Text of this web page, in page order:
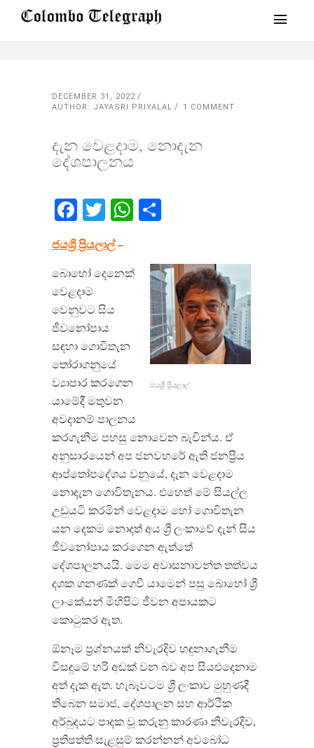
DECEMBER 31, 2022
AUTHOR: JAYASRI PRIYALAL
1 COMMENT
දැන වෙළදාම, නොදැන
දේශපාලනය
Facebook
TwitterWhatsApp
ජයශ්‍රී ප්‍රියලාල්–
ජයශ්‍රී ප්‍රියලාල්
බොහෝ දෙනෙක්
වෙළදාම
වෙනුවට සිය
ජීවනෝපාය
සඳහා ගොවිතැන
තෝරාගනුයේ
ව්‍යාපාර කරගෙන
යාමේදී මතුවන
අවදානම් පාලනය
කරගැනීම පහසු නොවෙන බැවින්ය. ඒ
අනුසාරයෙන් අප ජනවහරේ ඇති ජනප්‍රිය
ආප්තෝපදේශය වනුයේ, දැන වෙළදාම
නොදැන ගොවිතැනය. එහෙත් මේ සියල්ල
උඩුයටි කරමින් වෙළදාම හෝ ගොවිතැන
යන දෙකම නොදත් අය ශ්‍රී ලංකාවේ දැන් සිය
ජීවනෝපාය කරගෙන ඇත්තේ
දේශපාලනයයි. මෙම අවාසනාවන්ත තත්වය
දශක ගනණක් ගෙවී යාමෙන් පසු බොහෝ ශ්‍රී
ලාංකේයන් මිහිපිට ජීවන අපායකට
කොටුකර ඇත.
ඕනෑම ප්‍රශ්නයක් නිවැරදිව හඳුනාගැනීම
විසඳුමේ හරි අඬක් වන බව අප සියළුදෙනාම
අත් දැක ඇත. හැබෑවටම ශ්‍රී ලංකාව මුහුණදී
තිබෙන සමාජ, දේශපාලන සහ ආර්ථික
අර්බුදයට පාදක වූ කරුනු කාරණා නිවැරදිව,
ප්‍රතිපත්ති සැළසුම් කරන්නන් අවබෝධ